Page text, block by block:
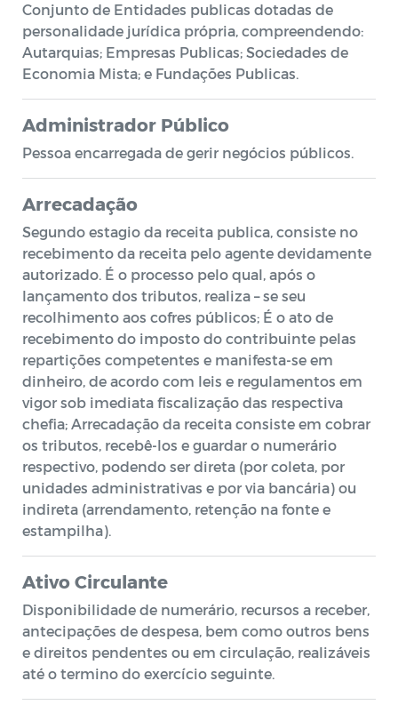
Conjunto de Entidades publicas dotadas de
personalidade jurídica própria, compreendendo:
Autarquias; Empresas Publicas; Sociedades de
Economia Mista; e Fundações Publicas.
Administrador Público
Pessoa encarregada de gerir negócios públicos.
Arrecadação
Segundo estagio da receita publica, consiste no
recebimento da receita pelo agente devidamente
autorizado. É o processo pelo qual, após o
lançamento dos tributos, realiza – se seu
recolhimento aos cofres públicos; É o ato de
recebimento do imposto do contribuinte pelas
repartições competentes e manifesta-se em
dinheiro, de acordo com leis e regulamentos em
vigor sob imediata fiscalização das respectiva
chefia; Arrecadação da receita consiste em cobrar
os tributos, recebê-los e guardar o numerário
respectivo, podendo ser direta (por coleta, por
unidades administrativas e por via bancária) ou
indireta (arrendamento, retenção na fonte e
estampilha).
Ativo Circulante
Disponibilidade de numerário, recursos a receber,
antecipações de despesa, bem como outros bens
e direitos pendentes ou em circulação, realizáveis
até o termino do exercício seguinte.